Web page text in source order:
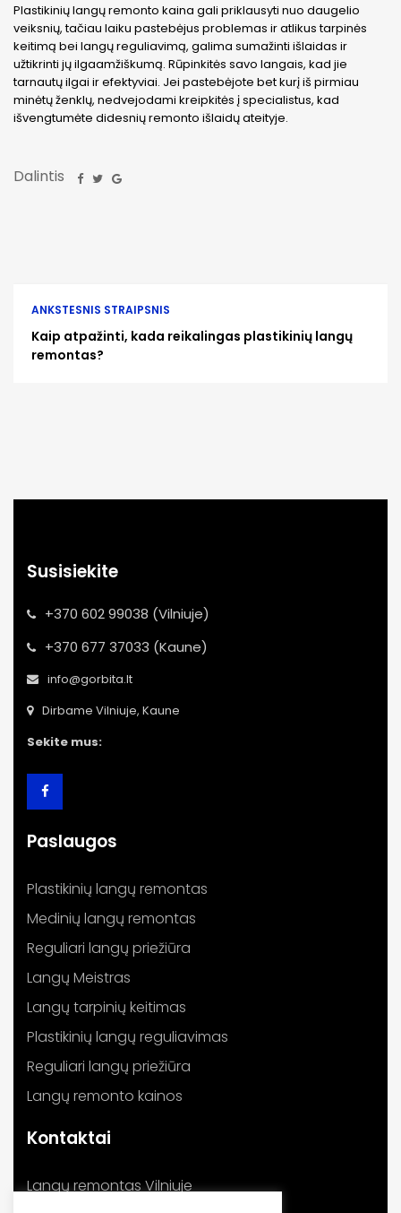
Plastikinių langų remonto kaina gali priklausyti nuo daugelio
veiksnių, tačiau laiku pastebėjus problemas ir atlikus tarpinės
keitimą bei langų reguliavimą, galima sumažinti išlaidas ir
užtikrinti jų ilgaamžiškumą. Rūpinkitės savo langais, kad jie
tarnautų ilgai ir efektyviai. Jei pastebėjote bet kurį iš pirmiau
minėtų ženklų, nedvejodami kreipkitės į specialistus, kad
išvengtumėte didesnių remonto išlaidų ateityje.
Dalintis
ANKSTESNIS STRAIPSNIS
Kaip atpažinti, kada reikalingas plastikinių langų
remontas?
Susisiekite
+370 602 99038 (Vilniuje)
+370 677 37033 (Kaune)
info@gorbita.lt
Dirbame Vilniuje, Kaune
Sekite mus:
Paslaugos
Plastikinių langų remontas
Medinių langų remontas
Reguliari langų priežiūra
Langų Meistras
Langų tarpinių keitimas
Plastikinių langų reguliavimas
Reguliari langų priežiūra
Langų remonto kainos
Kontaktai
Langų remontas Vilniuje